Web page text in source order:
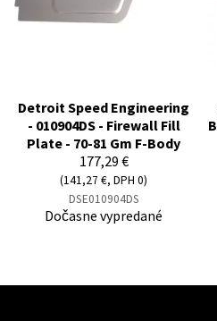
Detroit Speed Engineering
- 010904DS - Firewall Fill
Plate - 70-81 Gm F-Body
177,29 €
(141,27 €, DPH 0)
DSE010904DS
Dočasne vypredané